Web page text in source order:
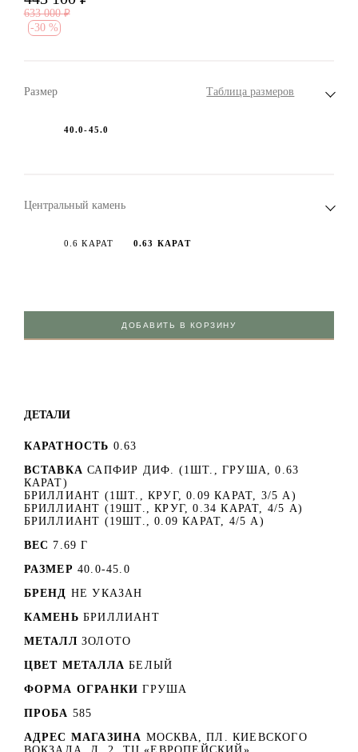
633 000 ₽
-30 %
Размер Таблица размеров
40.0-45.0
Центральный камень
0.6 КАРАТ 0.63 КАРАТ
ДОБАВИТЬ В КОРЗИНУ
ДЕТАЛИ
КАРАТНОСТЬ 0.63
ВСТАВКА САПФИР ДИФ. (1ШТ., ГРУША, 0.63
КАРАТ)
БРИЛЛИАНТ (1ШТ., КРУГ, 0.09 КАРАТ, 3/5 А)
БРИЛЛИАНТ (19ШТ., КРУГ, 0.34 КАРАТ, 4/5 А)
БРИЛЛИАНТ (19ШТ., 0.09 КАРАТ, 4/5 А)
ВЕС 7.69 Г
РАЗМЕР 40.0-45.0
БРЕНД НЕ УКАЗАН
КАМЕНЬ БРИЛЛИАНТ
МЕТАЛЛ ЗОЛОТО
ЦВЕТ МЕТАЛЛА БЕЛЫЙ
ФОРМА ОГРАНКИ ГРУША
ПРОБА 585
АДРЕС МАГАЗИНА МОСКВА, ПЛ. КИЕВСКОГО